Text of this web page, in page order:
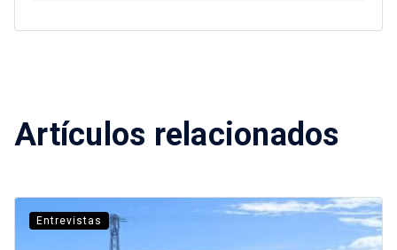
Artículos relacionados
Entrevistas